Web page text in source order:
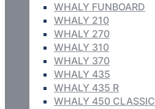
WHALY FUNBOARD
WHALY 210
WHALY 270
WHALY 310
WHALY 370
WHALY 435
WHALY 435 R
WHALY 450 CLASSIC